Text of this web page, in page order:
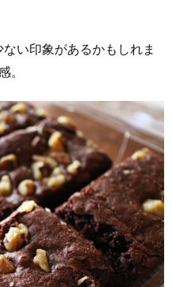
い印象があるかもしれま
。